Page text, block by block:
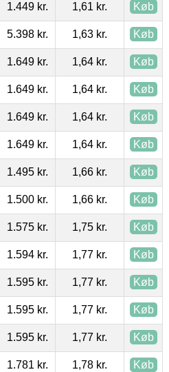
1.449 kr. 1,61 kr. Køb
5.398 kr. 1,63 kr. Køb
1.649 kr. 1,64 kr. Køb
1.649 kr. 1,64 kr. Køb
1.649 kr. 1,64 kr. Køb
1.649 kr. 1,64 kr. Køb
1.495 kr. 1,66 kr. Køb
1.500 kr. 1,66 kr. Køb
1.575 kr. 1,75 kr. Køb
1.594 kr. 1,77 kr. Køb
1.595 kr. 1,77 kr. Køb
1.595 kr. 1,77 kr. Køb
1.595 kr. 1,77 kr. Køb
1.781 kr. 1,78 kr. Køb